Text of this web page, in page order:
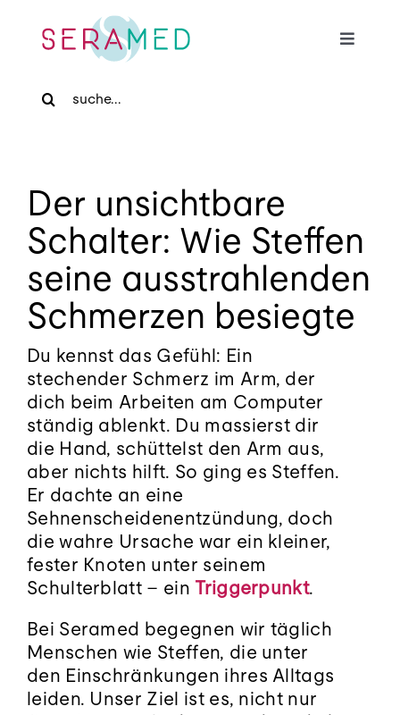
content
Toggle
Home
Für Zuweiser
Medizinische Massage
Blog
Kontakt
Termin buchen
for:
Der unsichtbare
Schalter: Wie Steffen
seine ausstrahlenden
Schmerzen besiegte
Du kennst das Gefühl: Ein
stechender Schmerz im Arm, der
dich beim Arbeiten am Computer
ständig ablenkt. Du massierst dir
die Hand, schüttelst den Arm aus,
aber nichts hilft. So ging es Steffen.
Er dachte an eine
Sehnenscheidenentzündung, doch
die wahre Ursache war ein kleiner,
fester Knoten unter seinem
Schulterblatt – ein Triggerpunkt.
Bei Seramed begegnen wir täglich
Menschen wie Steffen, die unter
den Einschränkungen ihres Alltags
leiden. Unser Ziel ist es, nicht nur